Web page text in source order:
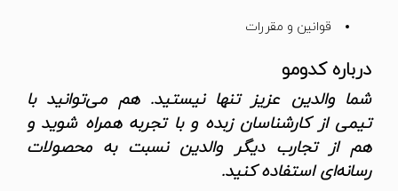
قوانین و مقررات
درباره کدومو
شما والدین عزیز تنها نیستید. هم می‌توانید با
تیمی از کارشناسان زبده و با تجربه همراه شوید و
هم از تجارب دیگر والدین نسبت به محصولات
رسانه‌ای استفاده کنید.